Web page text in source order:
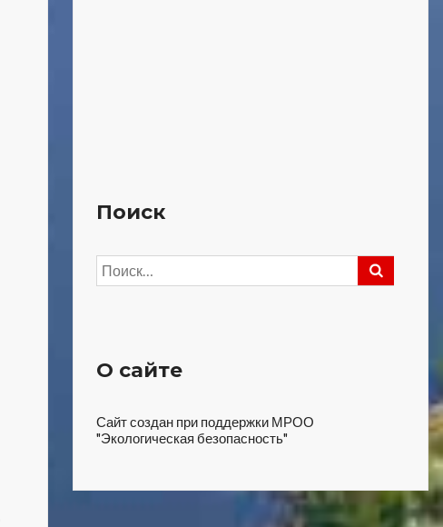
Поиск
Найти:
О сайте
Сайт создан при поддержки МРОО
"Экологическая безопасность"